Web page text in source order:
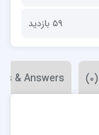
59 بازدید
& Answers